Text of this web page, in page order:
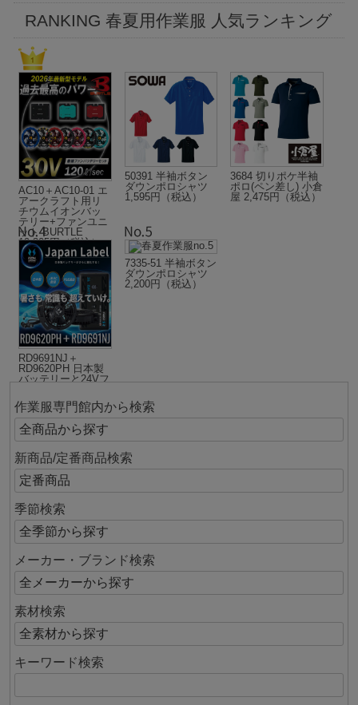
RANKING 春夏用作業服 人気ランキング
AC10＋AC10-01 エ
アークラフト用リ
チウムイオンバッ
テリー+ファンユニ
ット BURTLE
19,305円（税込）
～
50391 半袖ボタン
ダウンポロシャツ
1,595円（税込）
3684 切りポケ半袖
ポロ(ペン差し) 小倉
屋 2,475円（税込）
RD9691NJ＋
RD9620PH 日本製
バッテリーと24Vフ
ルセット 24,530円
（税込）
7335-51 半袖ボタン
ダウンポロシャツ
2,200円（税込）
作業服専門館内から検索
新商品/定番商品検索
季節検索
メーカー・ブランド検索
素材検索
キーワード検索